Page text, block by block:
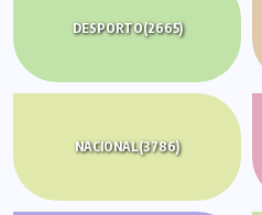
DESPORTO(2665)
NACIONAL(3786)